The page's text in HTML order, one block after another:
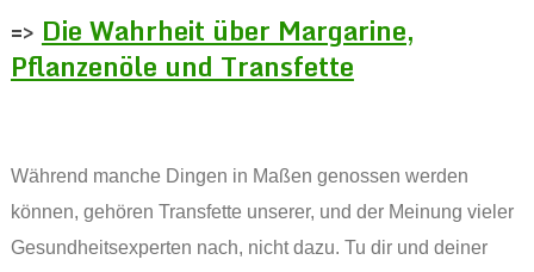
=> Die Wahrheit über Margarine,
Pflanzenöle und Transfette
Während manche Dingen in Maßen genossen werden
können, gehören Transfette unserer, und der Meinung vieler
Gesundheitsexperten nach, nicht dazu. Tu dir und deiner